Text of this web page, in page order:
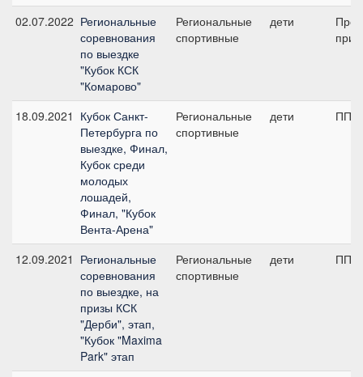
02.07.2022 Региональные
соревнования
по выездке
"Кубок КСК
"Комарово"
Региональные
спортивные
дети
18.09.2021 Кубок Санкт-
Петербурга по
выездке, Финал,
Кубок среди
молодых
лошадей,
Финал, "Кубок
Вента-Арена"
Региональные
спортивные
дети ПП
12.09.2021 Региональные
соревнования
по выездке, на
призы КСК
"Дерби", этап,
"Кубок "Maxima
Park" этап
Региональные
спортивные
дети ПП